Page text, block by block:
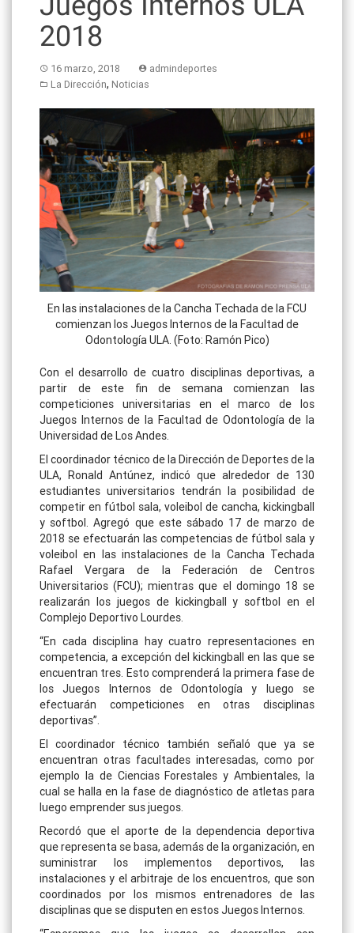
2018
16 marzo, 2018
admindeportes
La Dirección, Noticias
En las instalaciones de la Cancha Techada de la FCU
comienzan los Juegos Internos de la Facultad de
Odontología ULA. (Foto: Ramón Pico)
Con el desarrollo de cuatro disciplinas deportivas, a
partir de este fin de semana comienzan las
competiciones universitarias en el marco de los
Juegos Internos de la Facultad de Odontología de la
Universidad de Los Andes.
El coordinador técnico de la Dirección de Deportes de la
ULA, Ronald Antúnez, indicó que alrededor de 130
estudiantes universitarios tendrán la posibilidad de
competir en fútbol sala, voleibol de cancha, kickingball
y softbol. Agregó que este sábado 17 de marzo de
2018 se efectuarán las competencias de fútbol sala y
voleibol en las instalaciones de la Cancha Techada
Rafael Vergara de la Federación de Centros
Universitarios (FCU); mientras que el domingo 18 se
realizarán los juegos de kickingball y softbol en el
Complejo Deportivo Lourdes.
“En cada disciplina hay cuatro representaciones en
competencia, a excepción del kickingball en las que se
encuentran tres. Esto comprenderá la primera fase de
los Juegos Internos de Odontología y luego se
efectuarán competiciones en otras disciplinas
deportivas”.
El coordinador técnico también señaló que ya se
encuentran otras facultades interesadas, como por
ejemplo la de Ciencias Forestales y Ambientales, la
cual se halla en la fase de diagnóstico de atletas para
luego emprender sus juegos.
Recordó que el aporte de la dependencia deportiva
que representa se basa, además de la organización, en
suministrar los implementos deportivos, las
instalaciones y el arbitraje de los encuentros, que son
coordinados por los mismos entrenadores de las
disciplinas que se disputen en estos Juegos Internos.